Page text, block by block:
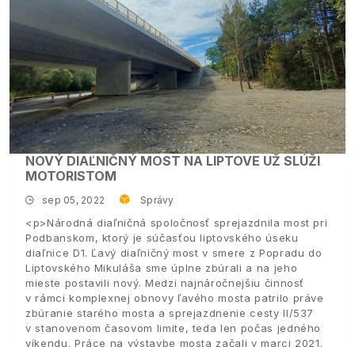
NOVÝ DIAĽNIČNÝ MOST NA LIPTOVE UŽ SLÚŽI
MOTORISTOM
sep 05, 2022 Správy
<p>Národná diaľničná spoločnosť sprejazdnila most pri
Podbanskom, ktorý je súčasťou liptovského úseku
diaľnice D1. Ľavý diaľničný most v smere z Popradu do
Liptovského Mikuláša sme úplne zbúrali a na jeho
mieste postavili nový. Medzi najnáročnejšiu činnosť
v rámci komplexnej obnovy ľavého mosta patrilo práve
zbúranie starého mosta a sprejazdnenie cesty II/537
v stanovenom časovom limite, teda len počas jedného
víkendu. Práce na výstavbe mosta začali v marci 2021.